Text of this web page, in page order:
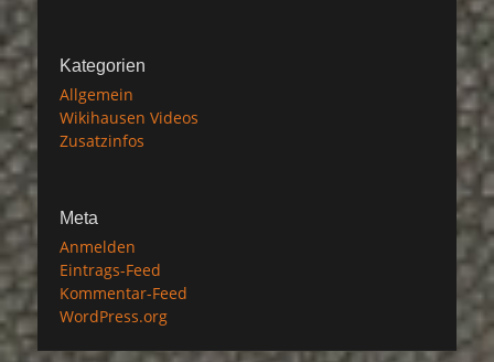
Kategorien
Allgemein
Wikihausen Videos
Zusatzinfos
Meta
Anmelden
Eintrags-Feed
Kommentar-Feed
WordPress.org